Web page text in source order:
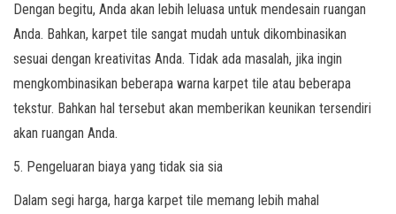
Dengan begitu, Anda akan lebih leluasa untuk mendesain ruangan
Anda. Bahkan, karpet tile sangat mudah untuk dikombinasikan
sesuai dengan kreativitas Anda. Tidak ada masalah, jika ingin
mengkombinasikan beberapa warna karpet tile atau beberapa
tekstur. Bahkan hal tersebut akan memberikan keunikan tersendiri
akan ruangan Anda.
5. Pengeluaran biaya yang tidak sia sia
Dalam segi harga, harga karpet tile memang lebih mahal